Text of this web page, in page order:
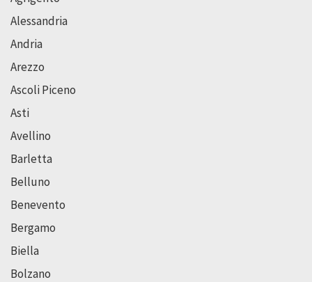
Alessandria
Andria
Arezzo
Ascoli Piceno
Asti
Avellino
Barletta
Belluno
Benevento
Bergamo
Biella
Bolzano